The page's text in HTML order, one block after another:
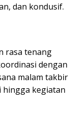
dan kondusif.
rasa tenang
dengan
malam takbir
hingga kegiatan